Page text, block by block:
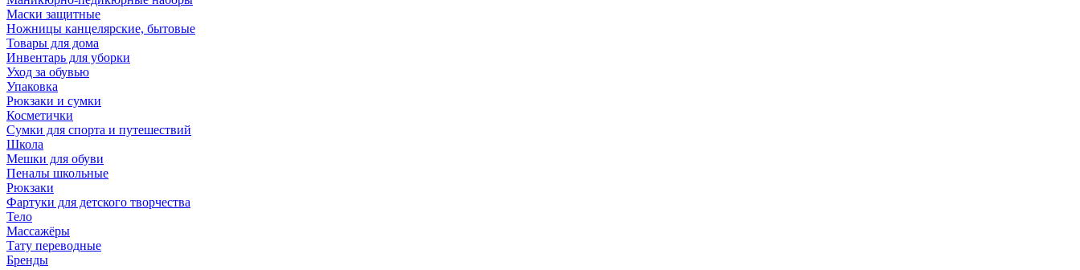
Маски защитные
Ножницы канцелярские, бытовые
Товары для дома
Инвентарь для уборки
Уход за обувью
Упаковка
Рюкзаки и сумки
Косметички
Сумки для спорта и путешествий
Школа
Мешки для обуви
Пеналы школьные
Рюкзаки
Фартуки для детского творчества
Тело
Массажёры
Тату переводные
Бренды